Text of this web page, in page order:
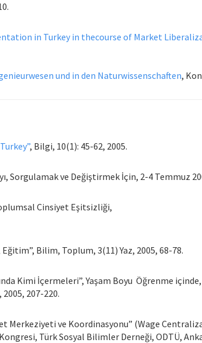
in Turkey in thecourse of Market
und in den Naturwissenschaften,
, Bilgi, 10(1): 45-62, 2005.
Sorgulamak ve Değiştirmek İçin, 2-4 Temmuz
Cinsiyet Eşitsizliği,
Bilim, Toplum, 3(11) Yaz, 2005, 68-78.
Kimi İçermeleri”, Yaşam Boyu Öğrenme içinde,
2005, 207-220.
Merkeziyeti ve Koordinasyonu” (Wage
Türk Sosyal Bilimler Derneği, ODTÜ,